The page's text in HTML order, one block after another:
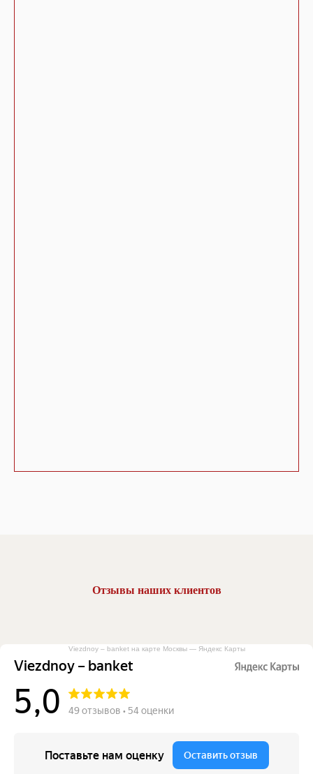
Отзывы наших клиентов
Viezdnoy – banket на карте Москвы — Яндекс Карты